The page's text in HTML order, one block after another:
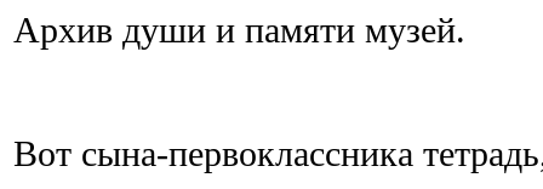
Архив души и памяти музей.
Вот сына-первоклассника